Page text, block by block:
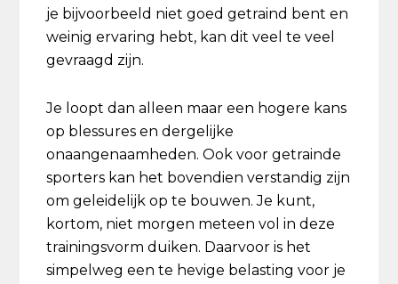
je bijvoorbeeld niet goed getraind bent en
weinig ervaring hebt, kan dit veel te veel
gevraagd zijn.
Je loopt dan alleen maar een hogere kans
op blessures en dergelijke
onaangenaamheden. Ook voor getrainde
sporters kan het bovendien verstandig zijn
om geleidelijk op te bouwen. Je kunt,
kortom, niet morgen meteen vol in deze
trainingsvorm duiken. Daarvoor is het
simpelweg een te hevige belasting voor je